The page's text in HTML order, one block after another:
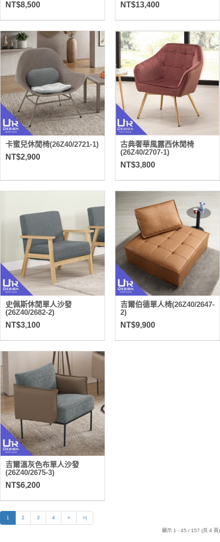
NT$8,500
NT$13,400
卡蜜兒休閒椅(26Z40/2721-1)
NT$2,900
古典奢華風露西休閒椅
(26Z40/2707-1)
NT$3,800
史佩斯休閒單人沙發
(26Z40/2682-2)
NT$3,100
吉爾伯德單人椅(26Z40/2647-
2)
NT$9,900
吉爾溫灰色布單人沙發
(26Z40/2675-3)
NT$6,200
1 2 3 4 > >|
顯示 1 - 45 / 157 (共 4 頁)